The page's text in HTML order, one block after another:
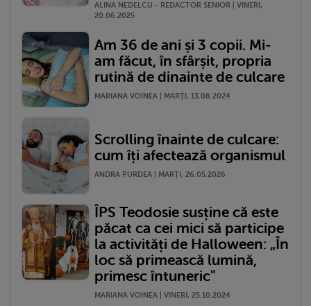
ALINA NEDELCU - REDACTOR SENIOR | VINERI,
20.06.2025
Am 36 de ani și 3 copii. Mi-
am făcut, în sfârșit, propria
rutină de dinainte de culcare
MARIANA VOINEA | MARŢI, 13.08.2024
Scrolling înainte de culcare:
cum îți afectează organismul
ANDRA PURDEA | MARŢI, 26.05.2026
ÎPS Teodosie susține că este
păcat ca cei mici să participe
la activități de Halloween: „În
loc să primească lumină,
primesc întuneric"
MARIANA VOINEA | VINERI, 25.10.2024